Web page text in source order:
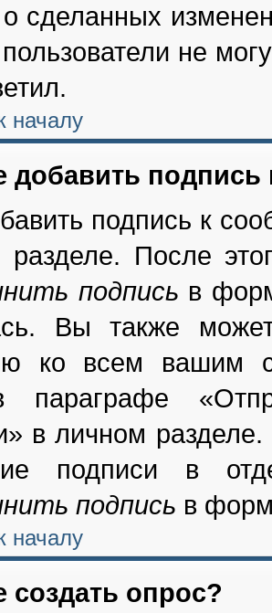
о сделанных
не
началу
добавить
подпись к
разделе. После
подпись в
Вы также
ко всем вашим
в личном
подписи в
подпись в
началу
создать опрос?